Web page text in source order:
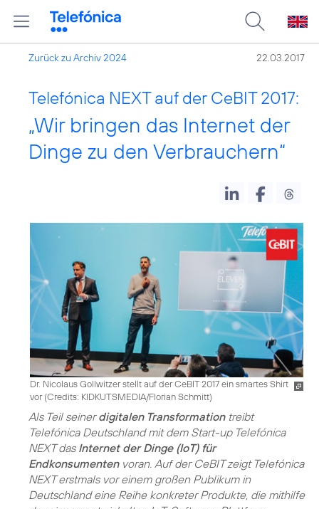
Zurück zu Archiv 2024 22.03.2017
Telefónica NEXT auf der CeBIT 2017:
„Wir bringen das Internet der
Dinge zu den Verbrauchern“
Dr. Nicolaus Gollwitzer stellt auf der CeBIT 2017 ein smartes Shirt
vor (Credits: KIDKUTSMEDIA/Florian Schmitt)
Als Teil seinerdigitalen Transformationtreibt
Telefónica Deutschland mit dem Start-up Telefónica
NEXT das Internet der Dinge (IoT) für
Endkonsumentenvoran. Auf der CeBIT zeigt Telefónica
NEXT erstmals vor einem großen Publikum in
Deutschland eine Reihe konkreter Produkte, die mithilfe